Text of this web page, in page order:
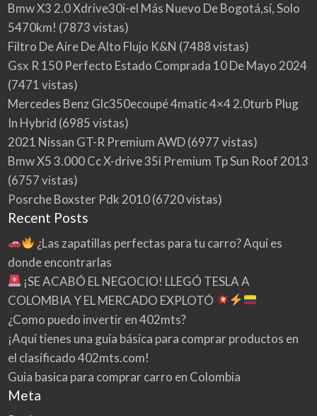
Bmw X3 2.0 Xdrive30i-el Más Nuevo De Bogotá,sí, Solo
5470km! (7873 vistas)
Filtro De Aire De Alto Flujo K&N (7488 vistas)
Gsx R 150 Perfecto Estado Comprada 10 De Mayo 2024
(7471 vistas)
Mercedes Benz Glc350ecoupé 4matic 4×4 2.0turb Plug
In Hybrid (6985 vistas)
2021 Nissan GT-R Premium AWD(6977 vistas)
Bmw X5 3.000 Cc X-drive 35i Premium Tp Sun Roof 2013
(6757 vistas)
Posrche Boxster Pdk 2010(6720 vistas)
Recent Posts
¿Las zapatillas perfectas para tu carro? Aquí es
donde encontrarlas
¡SE ACABÓ EL NEGOCIO! LLEGÓ TESLA A
COLOMBIA Y EL MERCADO EXPLOTÓ
¿Como puedo invertir en 402mts?
¡Aquí tienes una guía básica para comprar productos en
el clasificado 402mts.com!
Guia basica para comprar carro en Colombia
Meta